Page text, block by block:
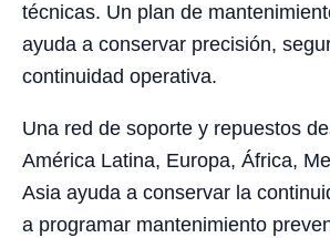
técnicas. Un plan de
ayuda a conservar precisión,
continuidad operativa.
Una red de soporte y repuestos
América Latina, Europa, África,
Asia ayuda a conservar la
a programar mantenimiento